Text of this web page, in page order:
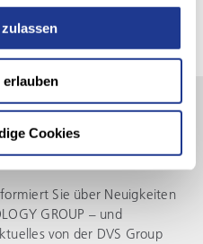
Cookies
Sie über Neuigkeiten
GROUP – und
von der DVS Group